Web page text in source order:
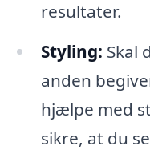
resultater.
Styling: Skal
anden
hjælpe med
sikre, at du